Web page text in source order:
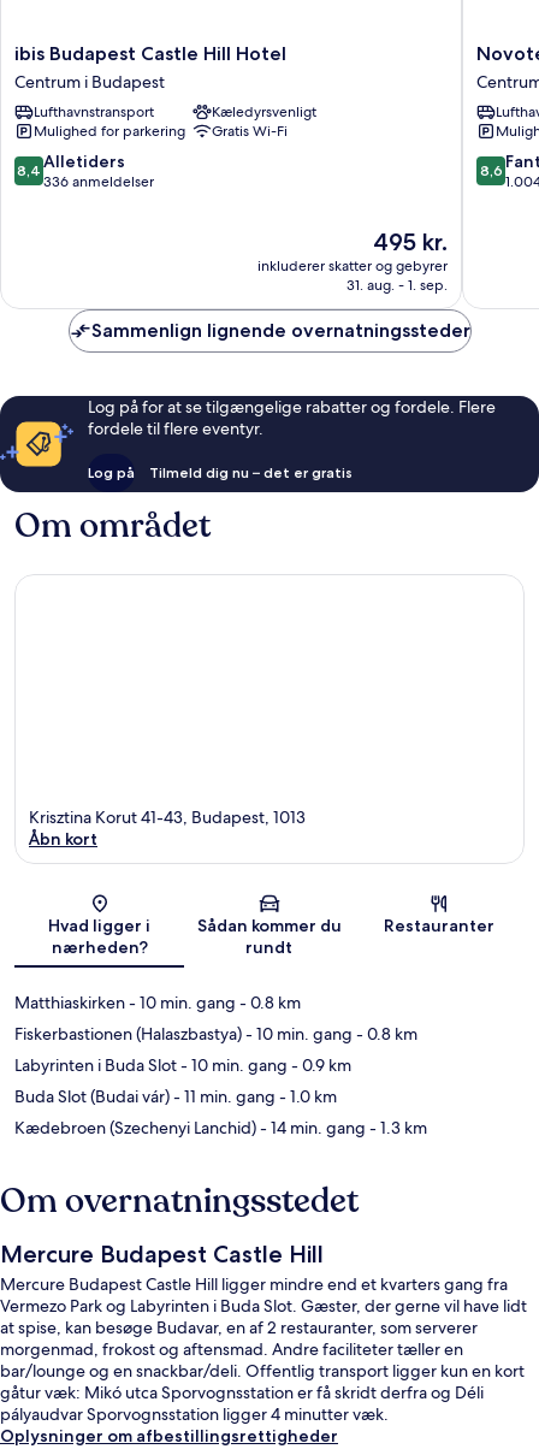
ibis
Budapest
Castle
Hill
Hotel
Centrum
i
ibis Budapest Castle Hill Hotel
Centrum i Budapest
Lufthavnstransport
Kæledyrsvenligt
Mulighed for parkering
Gratis Wi-Fi
8.4
ud
8,4 Alletiders
336 anmeldelser
Prisen
495 kr.
495 kr.
inkluderer skatter og gebyrer
31. aug. - 1. sep.
Novotel
Danube
8.6
ud
8,6
Sammenlign lignende overnatningssteder
Log på for at se tilgængelige rabatter og fordele. Flere
fordele til flere eventyr.
Log på Tilmeld dig nu – det er gratis
Om området
Kort
Krisztina Korut 41-43, Budapest, 1013
Åbn kort
Hvad ligger i
nærheden?
Sådan kommer du
rundt
Restauranter
Matthiaskirken- 10 min. gang - 0.8 km
Fiskerbastionen (Halaszbastya)- 10 min. gang - 0.8 km
Labyrinten i Buda Slot- 10 min. gang - 0.9 km
Buda Slot (Budai vár)- 11 min. gang - 1.0 km
Kædebroen (Szechenyi Lanchid)- 14 min. gang - 1.3 km
Om overnatningsstedet
Mercure Budapest Castle Hill
Mercure Budapest Castle Hill ligger mindre end et kvarters gang fra
Vermezo Park og Labyrinten i Buda Slot. Gæster, der gerne vil have lidt
at spise, kan besøge Budavar, en af 2 restauranter, som serverer
morgenmad, frokost og aftensmad. Andre faciliteter tæller en
bar/lounge og en snackbar/deli. Offentlig transport ligger kun en kort
gåtur væk: Mikó utca Sporvognsstation er få skridt derfra og Déli
pályaudvar Sporvognsstation ligger 4 minutter væk.
Oplysninger om afbestillingsrettigheder